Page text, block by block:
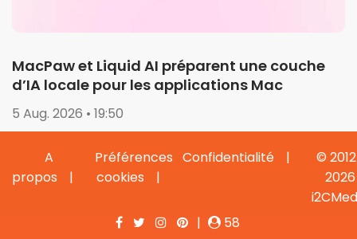
MacPaw et Liquid AI préparent une couche
d’IA locale pour les applications Mac
5 Aug. 2026 • 19:50
A
propos
Préférences
cookies
Confidentialité
©
2026
|
58